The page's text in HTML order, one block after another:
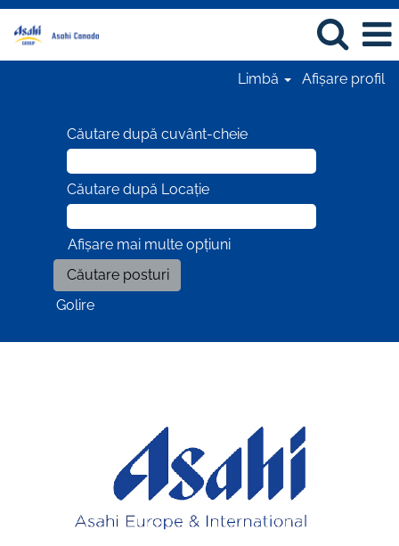
Limbă Afișare profil
Căutare după cuvânt-cheie
Căutare după Locație
Afișare mai multe opțiuni
Golire